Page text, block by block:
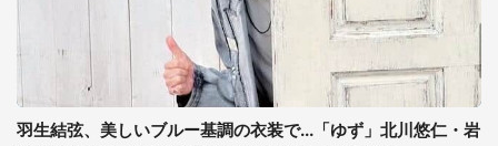
羽生結弦、美しいブルー基調の衣装で...「ゆず」北川悠仁・岩